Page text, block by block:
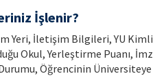
İşlenir?
Yeri, İletişim Bilgileri, YU
Okul, Yerleştirme Puanı,
Öğrencinin